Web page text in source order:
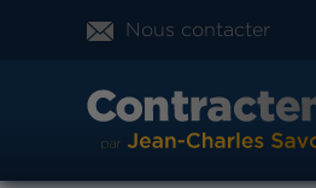
Nous contacter